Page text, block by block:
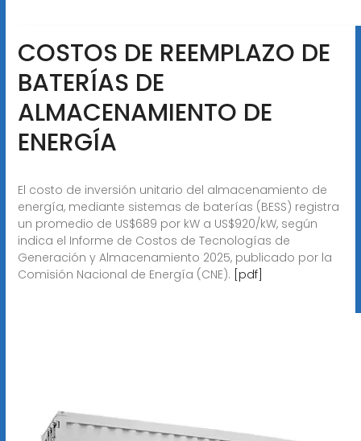
COSTOS DE REEMPLAZO DE
BATERÍAS DE
ALMACENAMIENTO DE
ENERGÍA
El costo de inversión unitario del almacenamiento de
energía, mediante sistemas de baterías (BESS) registra
un promedio de US$689 por kW a US$920/kW, según
indica el Informe de Costos de Tecnologías de
Generación y Almacenamiento 2025, publicado por la
Comisión Nacional de Energía (CNE). [pdf]